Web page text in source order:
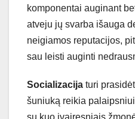
komponentai auginant
atveju jų svarba išauga
neigiamos reputacijos,
sau leisti auginti
Socializacija turi
šuniuką reikia